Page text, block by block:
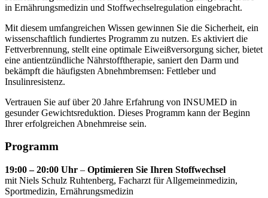
in Ernährungsmedizin und Stoffwechselregulation eingebracht.
Mit diesem umfangreichen Wissen gewinnen Sie die Sicherheit, ein
wissenschaftlich fundiertes Programm zu nutzen. Es aktiviert die
Fettverbrennung, stellt eine optimale Eiweißversorgung sicher, bietet
eine antientzündliche Nährstofftherapie, saniert den Darm und
bekämpft die häufigsten Abnehmbremsen: Fettleber und
Insulinresistenz.
Vertrauen Sie auf über 20 Jahre Erfahrung von INSUMED in
gesunder Gewichtsreduktion. Dieses Programm kann der Beginn
Ihrer erfolgreichen Abnehmreise sein.
Programm
19:00 – 20:00 Uhr – Optimieren Sie Ihren Stoffwechsel
mit Niels Schulz Ruhtenberg, Facharzt für Allgemeinmedizin,
Sportmedizin, Ernährungsmedizin